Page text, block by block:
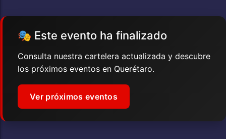
🎭 Este evento ha finalizado
Consulta nuestra cartelera actualizada y descubre
los próximos eventos en Querétaro.
Ver próximos eventos